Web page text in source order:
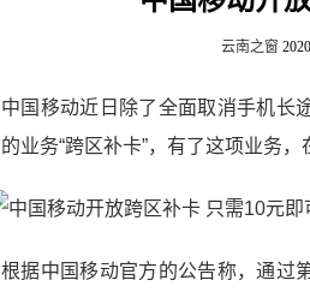
云南之窗
中国移动近日除了全面取消手机长
的业务“跨区补卡”，有了这项业务，
根据中国移动官方的公告称，通过